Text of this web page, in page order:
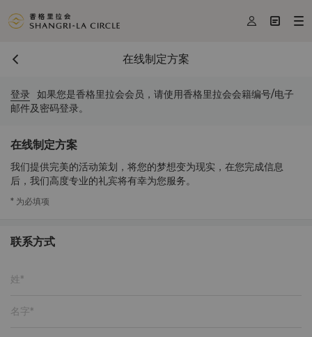
  
在线制定方案
登录 如果您是香格里拉会会员，请使用香格里拉会会籍编号/电子
邮件及密码登录。
在线制定方案
我们提供完美的活动策划，将您的梦想变为现实，在您完成信息
后，我们高度专业的礼宾将有幸为您服务。
* 为必填项
联系方式